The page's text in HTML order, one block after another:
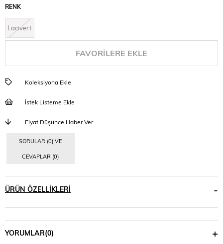
RENK
Lacivert
FAVORILERE EKLE
Koleksiyona Ekle
İstek Listeme Ekle
Fiyat Düşünce Haber Ver
SORULAR (0) VE
CEVAPLAR (0)
ÜRÜN ÖZELLIKLERI
YORUMLAR(0)